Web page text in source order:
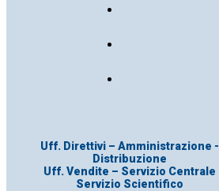
Uff. Direttivi – Amministrazione -
Distribuzione
Uff. Vendite – Servizio Centrale
Servizio Scientifico